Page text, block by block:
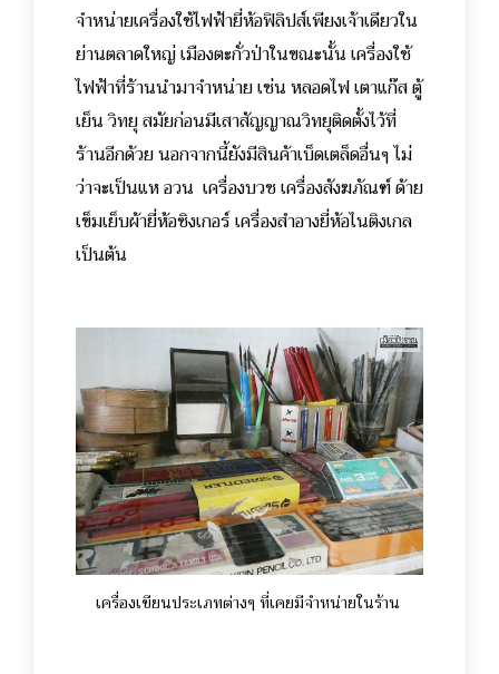
จำหน่ายเครื่องใช้ไฟฟ้ายี่ห้อฟิลิปส์เพียงเจ้าเดียวใน
ย่านตลาดใหญ่ เมืองตะกั่วป่าในขณะนั้น เครื่องใช้
ไฟฟ้าที่ร้านนำมาจำหน่าย เช่น หลอดไฟ เตาแก๊ส ตู้
เย็น วิทยุ สมัยก่อนมีเสาสัญญาณวิทยุติดตั้งไว้ที่
ร้านอีกด้วยนอกจากนี้ยังมีสินค้าเบ็ดเตล็ดอื่นๆ ไม่
ว่าจะเป็นแห อวน เครื่องบวช เครื่องสังฆภัณฑ์ ด้าย
เข็มเย็บผ้ายี่ห้อซิงเกอร์ เครื่องสำอางยี่ห้อไนติงเกล
เป็นต้น
เครื่องเขียนประเภทต่างๆ ที่เคยมีจำหน่ายในร้าน